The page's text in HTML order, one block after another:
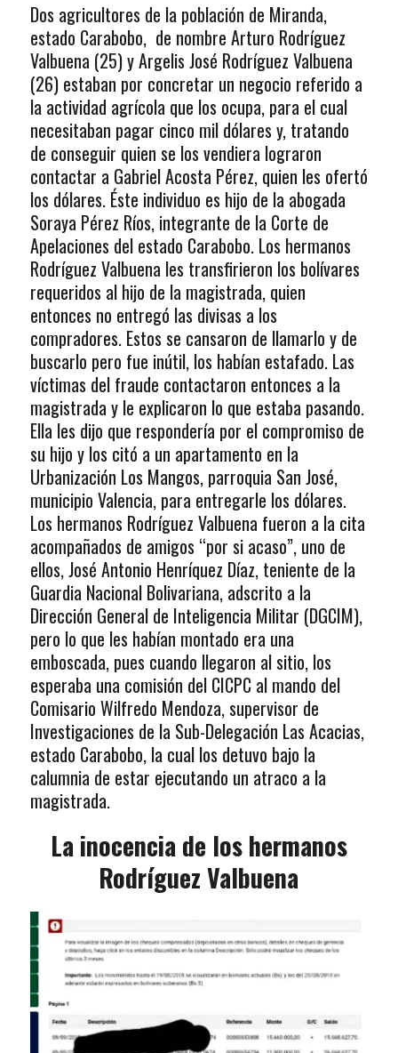
Dos agricultores de la población de Miranda,
estado Carabobo, de nombre Arturo Rodríguez
Valbuena (25) y Argelis José Rodríguez Valbuena
(26) estaban por concretar un negocio referido a
la actividad agrícola que los ocupa, para el cual
necesitaban pagar cinco mil dólares y, tratando
de conseguir quien se los vendiera lograron
contactar a Gabriel Acosta Pérez, quien les ofertó
los dólares. Éste individuo es hijo de la abogada
Soraya Pérez Ríos, integrante de la Corte de
Apelaciones del estado Carabobo. Los hermanos
Rodríguez Valbuena les transfirieron los bolívares
requeridos al hijo de la magistrada, quien
entonces no entregó las divisas a los
compradores. Estos se cansaron de llamarlo y de
buscarlo pero fue inútil, los habían estafado. Las
víctimas del fraude contactaron entonces a la
magistrada y le explicaron lo que estaba pasando.
Ella les dijo que respondería por el compromiso de
su hijo y los citó a un apartamento en la
Urbanización Los Mangos, parroquia San José,
municipio Valencia, para entregarle los dólares.
Los hermanos Rodríguez Valbuena fueron a la cita
acompañados de amigos “por si acaso”, uno de
ellos, José Antonio Henríquez Díaz, teniente de la
Guardia Nacional Bolivariana, adscrito a la
Dirección General de Inteligencia Militar (DGCIM),
pero lo que les habían montado era una
emboscada, pues cuando llegaron al sitio, los
esperaba una comisión del CICPC al mando del
Comisario Wilfredo Mendoza, supervisor de
Investigaciones de la Sub-Delegación Las Acacias,
estado Carabobo, la cual los detuvo bajo la
calumnia de estar ejecutando un atraco a la
magistrada.
La inocencia de los hermanos
Rodríguez Valbuena